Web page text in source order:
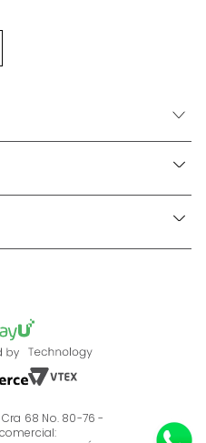
+
para productos
Tugó S.A.S
+
68 No. 80-76 -